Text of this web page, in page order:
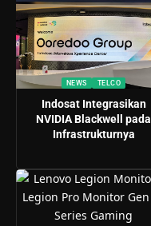
NEWS TELCO
Indosat Integrasikan
NVIDIA Blackwell pada
Infrastrukturnya